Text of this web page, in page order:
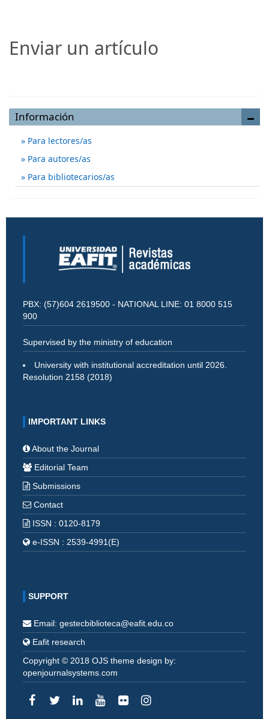
Enviar un artículo
Información
Para lectores/as
Para autores/as
Para bibliotecarios/as
PBX: (57)604 2619500 - NATIONAL LINE: 01 8000 515
900
Supervised by the ministry of education
University with institutional accreditation until 2026.
Resolution 2158 (2018)
IMPORTANT LINKS
About the Journal
Editorial Team
Submissions
Contact
ISSN : 0120-8179
e-ISSN : 2539-4991(E)
SUPPORT
Email: gestecbiblioteca@eafit.edu.co
Eafit research
Copyright © 2018 OJS theme design by:
openjournalsystems.com